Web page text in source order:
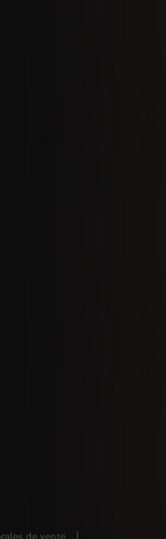
de vente